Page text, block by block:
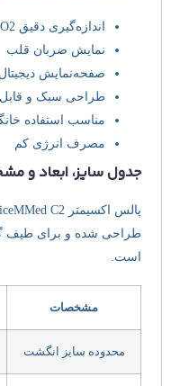
اندازه‌گیری دقیق SpO2 (اکسیژن خون)
نمایش ضربان قلب
صفحه‌نمایش دیجیتال
طراحی سبک و
مناسب استفاده
مصرف انرژی کم
جدول سایز، ابعاد و
طراحی شده و برای طیف
است.
مشخصات
محدوده سایز انگشت